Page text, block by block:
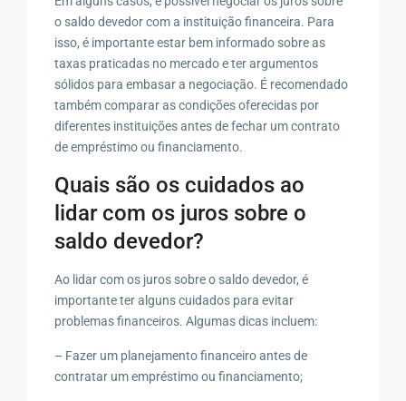
o saldo devedor com a instituição financeira. Para
isso, é importante estar bem informado sobre as
taxas praticadas no mercado e ter argumentos
sólidos para embasar a negociação. É recomendado
também comparar as condições oferecidas por
diferentes instituições antes de fechar um contrato
de empréstimo ou financiamento.
Quais são os cuidados ao
lidar com os juros sobre o
saldo devedor?
Ao lidar com os juros sobre o saldo devedor, é
importante ter alguns cuidados para evitar
problemas financeiros. Algumas dicas incluem:
– Fazer um planejamento financeiro antes de
contratar um empréstimo ou financiamento;